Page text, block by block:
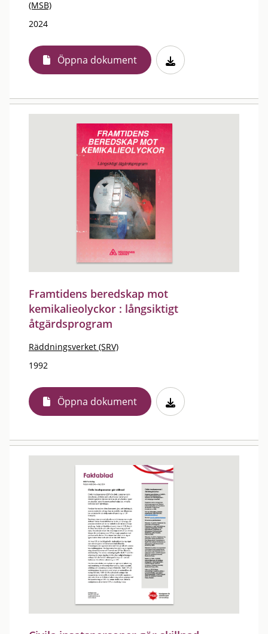
(MSB)
2024
Öppna dokument
Framtidens beredskap mot
kemikalieolyckor : långsiktigt
åtgärdsprogram
Räddningsverket (SRV)
1992
Öppna dokument